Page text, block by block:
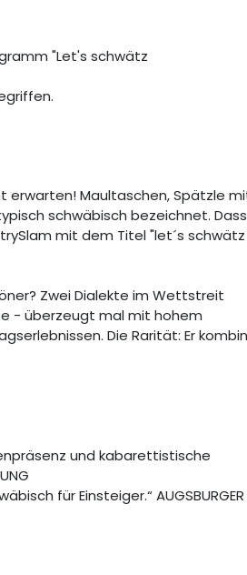
"Let's schwätz
erwarten! Maultaschen, Spätzle
schwäbisch bezeichnet.
mit dem Titel "let´s schwätz
Zwei Dialekte im Wettstreit
- überzeugt mal mit hohem
Die Rarität: Er
und kabarettistische
für Einsteiger.“ AUGSBURGER